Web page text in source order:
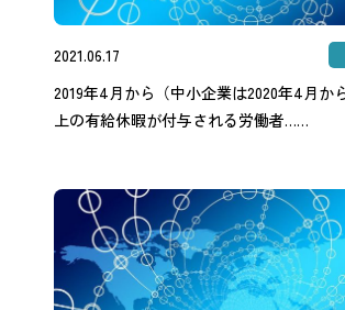
2021.06.17
2019年4月から（中小企業は2020年4月か
上の有給休暇が付与される労働者……